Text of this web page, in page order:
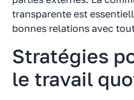
transparente est
bonnes relations avec
Stratégies
le travail